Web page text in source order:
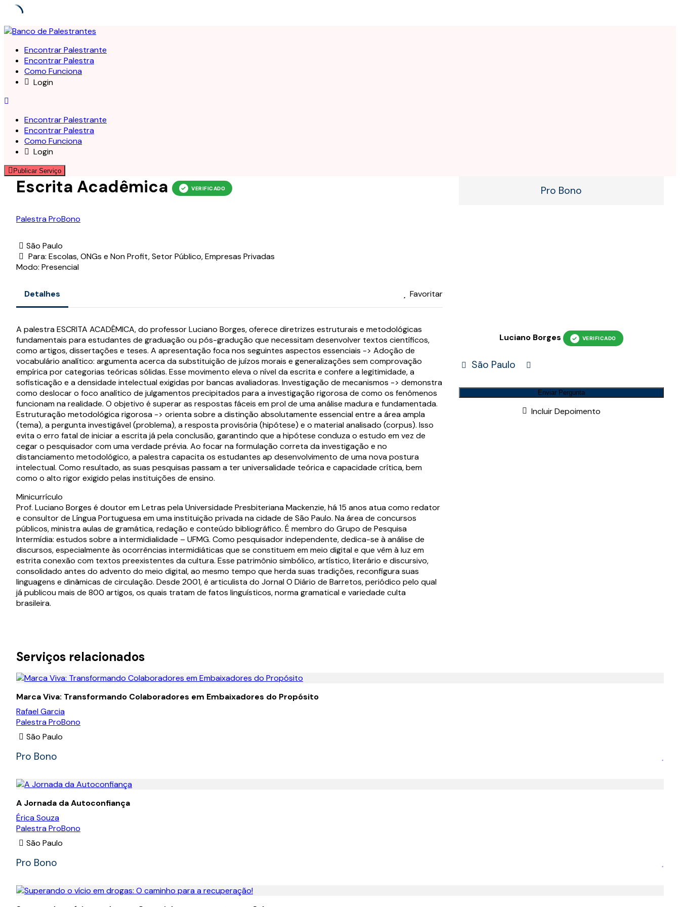
Skip
contentEncontrar Palestrante
Encontrar Palestra
Como Funciona
Login
Encontrar Palestrante
Encontrar Palestra
Como Funciona
Login
Publicar Serviço
Escrita Acadêmica
Palestra ProBono
São Paulo
Para: Escolas, ONGs e Non Profit, Setor Público, Empresas Privadas
Modo: Presencial
Detalhes Favoritar
A palestra ESCRITA ACADÊMICA, do professor Luciano Borges, oferece diretrizes estruturais e metodológicas
fundamentais para estudantes de graduação ou pós-gradução que necessitam desenvolver textos científicos,
como artigos, dissertações e teses. A apresentação foca nos seguintes aspectos essenciais -> Adoção de
vocabulário analítico: argumenta acerca da substituição de juízos morais e generalizações sem comprovação
empírica por categorias teóricas sólidas. Esse movimento eleva o nível da escrita e confere a legitimidade, a
sofisticação e a densidade intelectual exigidas por bancas avaliadoras. Investigação de mecanismos -> demonstra
como deslocar o foco analítico de julgamentos precipitados para a investigação rigorosa de como os fenômenos
funcionam na realidade. O objetivo é superar as respostas fáceis em prol de uma análise madura e fundamentada.
Estruturação metodológica rigorosa -> orienta sobre a distinção absolutamente essencial entre a área ampla
(tema), a pergunta investigável (problema), a resposta provisória (hipótese) e o material analisado (corpus). Isso
evita o erro fatal de iniciar a escrita já pela conclusão, garantindo que a hipótese conduza o estudo em vez de
cegar o pesquisador com uma verdade prévia. Ao focar na formulação correta da investigação e no
distanciamento metodológico, a palestra capacita os estudantes ap desenvolvimento de uma nova postura
intelectual. Como resultado, as suas pesquisas passam a ter universalidade teórica e capacidade crítica, bem
como o alto rigor exigido pelas instituições de ensino.
Minicurrículo
Prof. Luciano Borges é doutor em Letras pela Universidade Presbiteriana Mackenzie, há 15 anos atua como redator
e consultor de Língua Portuguesa em uma instituição privada na cidade de São Paulo. Na área de concursos
públicos, ministra aulas de gramática, redação e conteúdo bibliográfico. É membro do Grupo de Pesquisa
Intermídia: estudos sobre a intermidialidade – UFMG. Como pesquisador independente, dedica-se à análise de
discursos, especialmente às ocorrências intermidiáticas que se constituem em meio digital e que vêm à luz em
estrita conexão com textos preexistentes da cultura. Esse patrimônio simbólico, artístico, literário e discursivo,
consolidado antes do advento do meio digital, ao mesmo tempo que herda suas tradições, reconfigura suas
linguagens e dinâmicas de circulação. Desde 2001, é articulista do Jornal O Diário de Barretos, periódico pelo qual
já publicou mais de 800 artigos, os quais tratam de fatos linguísticos, norma gramatical e variedade culta
brasileira.
Pro Bono
Luciano Borges
São Paulo
Enviar Pergunta
Incluir Depoimento
Serviços relacionados
Marca Viva: Transformando Colaboradores em Embaixadores do Propósito
Rafael Garcia
Palestra ProBono
São Paulo
Pro Bono
A Jornada da Autoconfiança
Érica Souza
Palestra ProBono
São Paulo
Pro Bono